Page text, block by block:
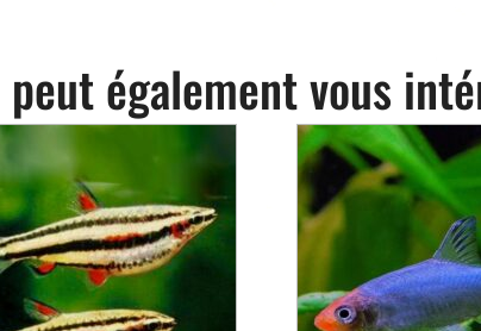
peut également vous